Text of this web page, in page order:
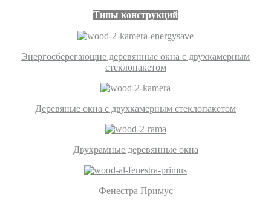
Типы конструкций
Энергосберегающие деревянные окна с двухкамерным
стеклопакетом
Деревяные окна с двухкамерным стеклопакетом
Двухрамные деревянные окна
Фенестра Примус